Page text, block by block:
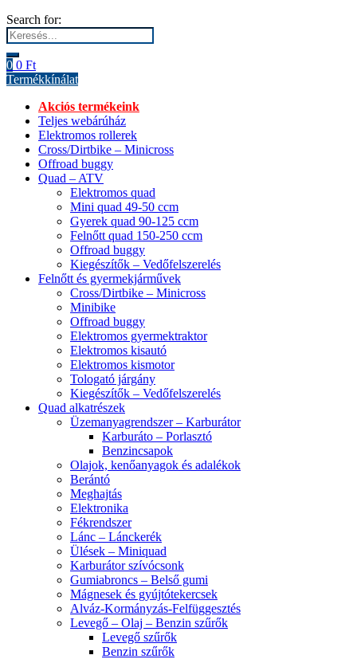
Search for:
0 0 Ft
Termékkínálat
Akciós termékeink
Teljes webárúház
Elektromos rollerek
Cross/Dirtbike – Minicross
Offroad buggy
Quad – ATV
Elektromos quad
Mini quad 49-50 ccm
Gyerek quad 90-125 ccm
Felnőtt quad 150-250 ccm
Offroad buggy
Kiegészítők – Vedőfelszerelés
Felnőtt és gyermekjárművek
Cross/Dirtbike – Minicross
Minibike
Offroad buggy
Elektromos gyermektraktor
Elektromos kisautó
Elektromos kismotor
Tologató járgány
Kiegészítők – Vedőfelszerelés
Quad alkatrészek
Üzemanyagrendszer – Karburátor
Karburáto – Porlasztó
Benzincsapok
Olajok, kenőanyagok és adalékok
Berántó
Meghajtás
Elektronika
Fékrendszer
Lánc – Lánckerék
Ülések – Miniquad
Karburátor szívócsonk
Gumiabroncs – Belső gumi
Mágnesek és gyújtótekercsek
Alváz-Kormányzás-Felfüggesztés
Levegő – Olaj – Benzin szűrők
Levegő szűrők
Benzin szűrők